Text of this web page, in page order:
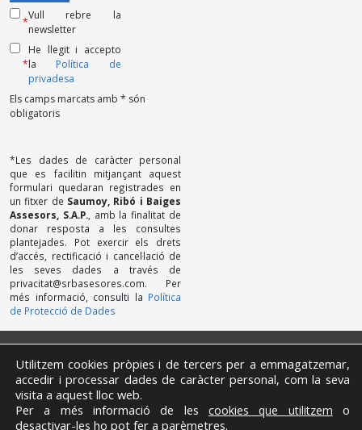
Els camps marcats amb * són
obligatoris
*
Vull rebre la
newsletter
*
He llegit i accepto
la Política de
privadesa
*Les dades de caràcter personal
que es facilitin mitjançant aquest
formulari quedaran registrades en
un fitxer de Saumoy, Ribó i Baiges
Assesors, S.A.P., amb la finalitat de
donar resposta a les consultes
plantejades. Pot exercir els drets
d’accés, rectificació i cancel·lació de
les seves dades a través de
privacitat@srbasesores.com. Per
més informació, consulti la Política
de Protecció de Dades
Avís Legal
Cookies
Contacte
Canal de denúncies
Utilitzem cookies pròpies i de tercers per a emmagatzemar,
accedir i processar dades de caràcter personal, com la seva
visita a aquest lloc web.
Per a més informació de les cookies que utilitzem o
desactivar-les ho pot fer a parèmetres.